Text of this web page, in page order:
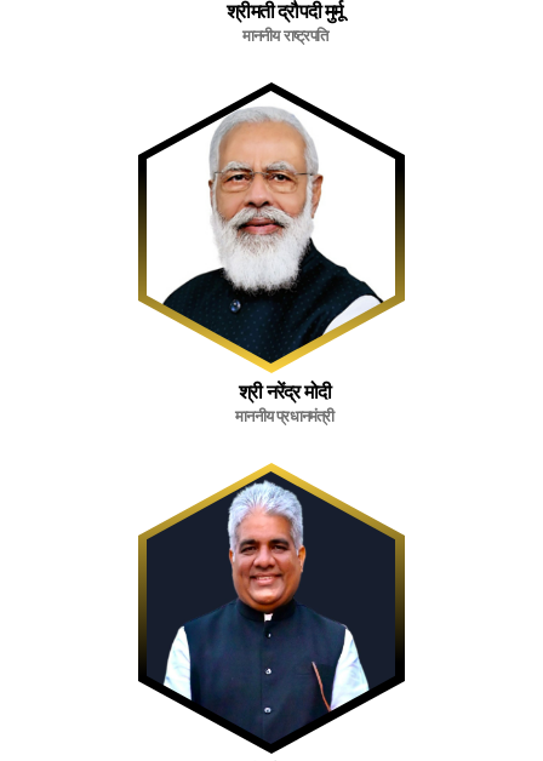
श्रीमती द्रौपदी मुर्मू
माननीय राष्ट्रपति
श्री नरेंद्र मोदी
माननीय प्रधानमंत्री